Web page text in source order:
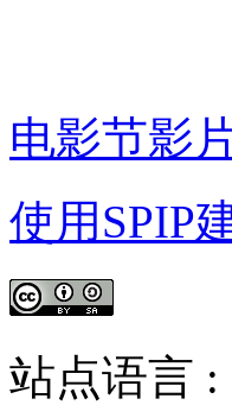
电影节影
使用SPIP
站点语言 :